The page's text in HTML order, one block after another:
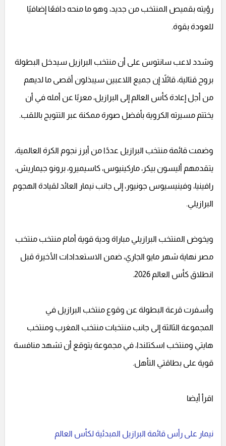
رؤيته بقميص المنتخب من جديد، وهو ما منحه دافعًا إضافيًا
للعودة بقوة.
وشدد لاعب سانتوس على أن منتخب البرازيل سيدخل البطولة
بروح قتالية، قائلاً إن جميع اللاعبين سيبذلون أقصى ما لديهم
من أجل إعادة كأس العالم إلى البرازيل، معربًا عن أمله في أن
يختتم مسيرته الكروية بأفضل صورة ممكنة عبر التتويج باللقب.
وضمت قائمة منتخب البرازيل عددًا من أبرز نجوم الكرة العالمية،
يتقدمهم أليسون بيكر، ماركينيوس، كاسيميرو، برونو جيماريش،
رافينيا، وفينيسيوس جونيور، إلى جانب نيمار العائد لقيادة الهجوم
البرازيلي.
ويخوض المنتخب البرازيلي مباراة ودية قوية أمام منتخب منتخب
مصر نهاية شهر مايو الجاري، ضمن الاستعدادات الأخيرة قبل
انطلاق كأس العالم 2026.
وأسفرت قرعة البطولة عن وقوع منتخب البرازيل في
المجموعة الثالثة إلى جانب منتخبات منتخب المغرب ومنتخب
هايتي ومنتخب اسكتلندا، في مجموعة يتوقع أن تشهد منافسة
قوية على بطاقتي التأهل.
اقرأ أيضا
نيمار على رأس قائمة البرازيل المبدئية لكأس العالم